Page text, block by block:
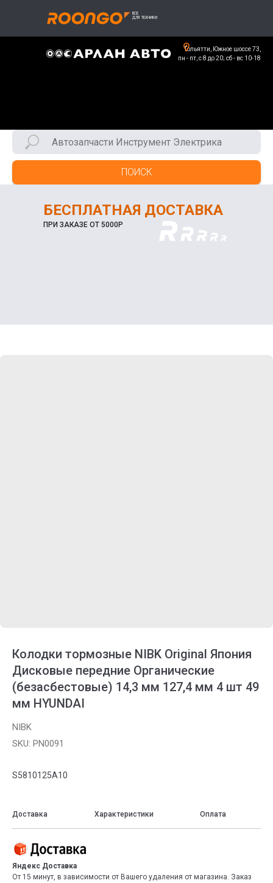
Тольятти, Южное шоссе 73,
пн - пт, с 8 до 20; сб - вс 10-18
ПОИСК
БЕСПЛАТНАЯ ДОСТАВКА
ПРИ ЗАКАЗЕ ОТ 5000Р
Колодки тормозные NIBK Original Япония
Дисковые передние Органические
(безасбестовые) 14,3 мм 127,4 мм 4 шт 49
мм HYUNDAI
NIBK
SKU: PN0091
S5810125A10
Доставка Характеристики Оплата
Яндекс Доставка
От 15 минут, в зависимости от Вашего удаления от магазина. Заказ